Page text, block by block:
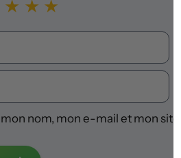
★
★
★
nom, mon e-mail et mon